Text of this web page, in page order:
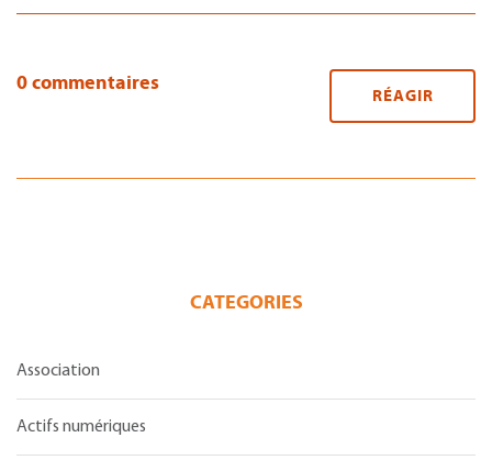
0 commentaires
RÉAGIR
CATEGORIES
Association
Actifs numériques